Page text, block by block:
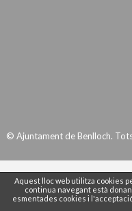
© Ajuntament de Benlloch.
Aquest lloc web utilitza cookies
continua navegant està
esmentades cookies i